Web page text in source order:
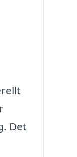
Det